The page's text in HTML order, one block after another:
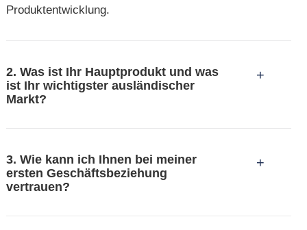
Produktentwicklung.
2. Was ist Ihr Hauptprodukt und was
ist Ihr wichtigster ausländischer
Markt?
+
3. Wie kann ich Ihnen bei meiner
ersten Geschäftsbeziehung
vertrauen?
+